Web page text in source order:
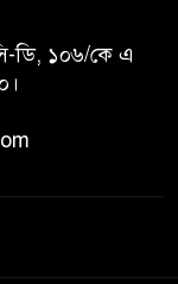
ডি, ১০৬/কে এ